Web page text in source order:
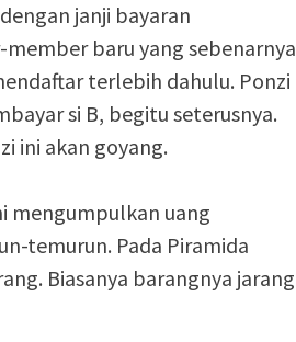
janji bayaran
baru yang sebenarnya
terlebih dahulu. Ponzi
si B, begitu seterusnya.
ini akan goyang.
mengumpulkan uang
temurun. Pada Piramida
Biasanya barangnya jarang